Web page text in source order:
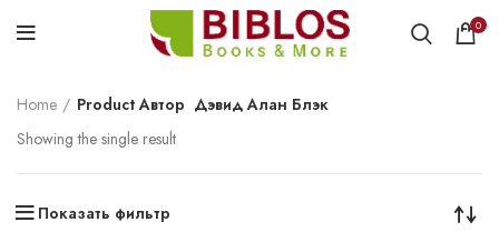
0
Home Product Автор Дэвид Алан Блэк
Showing the single result
Показать фильтр